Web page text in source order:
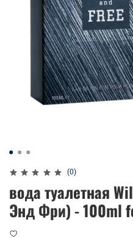
(0)
вода туалетная
Энд Фри) - 100ml